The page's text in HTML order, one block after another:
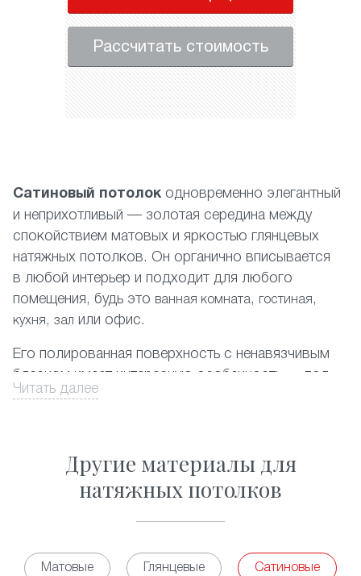
Рассчитать стоимость
Сатиновый потолок одновременно элегантный
и неприхотливый — золотая середина между
спокойствием матовых и яркостью глянцевых
натяжных потолков. Он органично вписывается
в любой интерьер и подходит для любого
помещения, будь это ванная комната, гостиная ,
кухня , зал или офис.
Его полированная поверхность с ненавязчивым
блеском имеет интересную особенность — под
разным освещением она может приобретать
ПВХ-пленка , используемая в создании таких
потолков очень прочна и легко выдерживает
особого ухода.
Читать далее
Другие материалы для
натяжных потолков
Матовые Глянцевые Сатиновые